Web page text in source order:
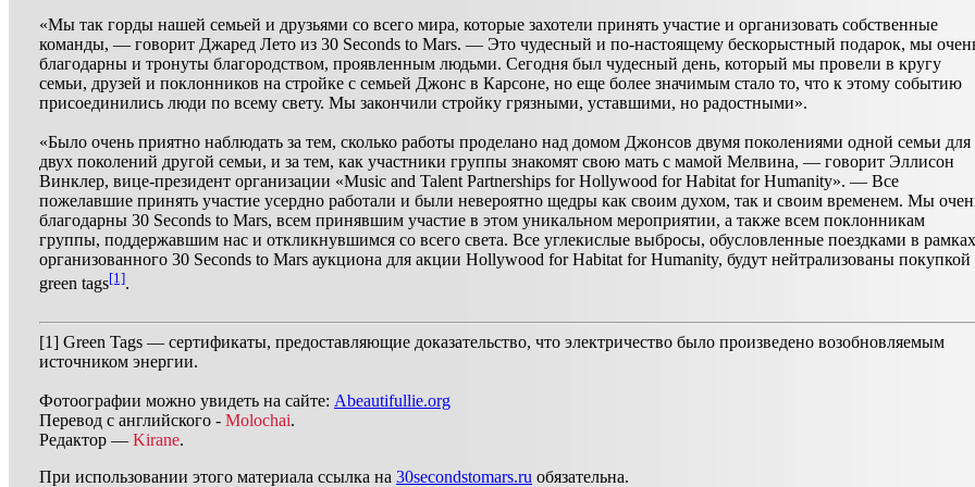
«Мы так горды нашей семьей и друзьями со всего мира, которые захотели принять участие и организовать собственные
команды, — говорит Джаред Лето из 30 Seconds to Mars. — Это чудесный и по-настоящему бескорыстный подарок, мы
благодарны и тронуты благородством, проявленным людьми. Сегодня был чудесный день, который мы провели в кругу
семьи, друзей и поклонников на стройке с семьей Джонс в Карсоне, но еще более значимым стало то, что к этому событию
присоединились люди по всему свету. Мы закончили стройку грязными, уставшими, но радостными».
«Было очень приятно наблюдать за тем, сколько работы проделано над домом Джонсов двумя поколениями одной семьи для
двух поколений другой семьи, и за тем, как участники группы знакомят свою мать с мамой Мелвина, — говорит Эллисон
Винклер, вице-президент организации «Music and Talent Partnerships for Hollywood for Habitat for Humanity». — Все
пожелавшие принять участие усердно работали и были невероятно щедры как своим духом, так и своим временем. Мы
благодарны 30 Seconds to Mars, всем принявшим участие в этом уникальном мероприятии, а также всем поклонникам
группы, поддержавшим нас и откликнувшимся со всего света. Все углекислые выбросы, обусловленные поездками в рамках
организованного 30 Seconds to Mars аукциона для акции Hollywood for Habitat for Humanity, будут нейтрализованы покупкой
green tags[1].
[1] Green Tags — сертификаты, предоставляющие доказательство, что электричество было произведено возобновляемым
источником энергии.
Фотоографии можно увидеть на сайте: Abeautifullie.org
Перевод с английского - Molochai.
Редактор — Kirane.
При использовании этого материала ссылка на 30secondstomars.ru обязательна.